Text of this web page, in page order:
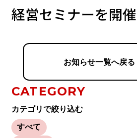
CATEGORY
カテゴリで絞り込む
すべて
経営セミナーを開
お知らせ一覧へ戻る